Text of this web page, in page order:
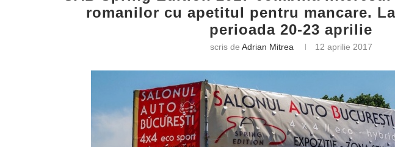
romanilor cu apetitul pentru mancare.
perioada 20-23 aprilie
scris de Adrian Mitrea 12 aprilie 2017